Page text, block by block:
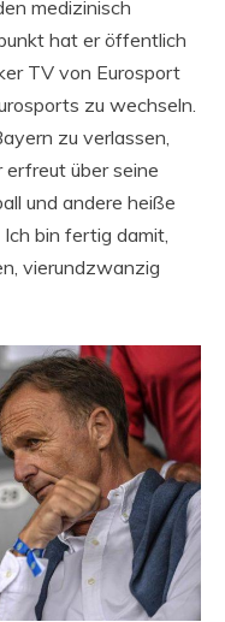
medizinisch
hat er öffentlich
TV von Eurosport
zu wechseln.
zu verlassen,
über seine
und andere heiße
bin fertig damit,
vierundzwanzig